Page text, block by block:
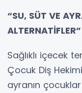
“SU, SÜT VE
ALTERNATİFLER”
Sağlıklı içecek
Çocuk Diş
ayranın